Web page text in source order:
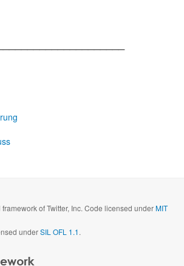
of Twitter, Inc. Code licensed underMIT
underSIL OFL 1.1.